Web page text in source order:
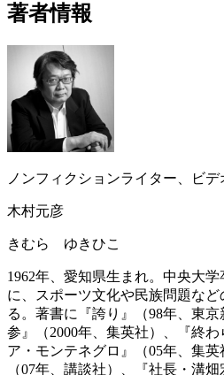
著者情報
ノンフィクションライター、ビデ
木村元彦
きむら ゆきひこ
1962年、愛知県生まれ。中央大
に、スポーツ文化や民族問題な
る。著書に『誇り』（98年、東
参』（2000年、集英社）、『終
ア・モンテネグロ』（05年、集英
（07年、講談社）、『社長・溝